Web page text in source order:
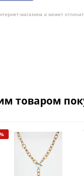
магазина и может
товаром